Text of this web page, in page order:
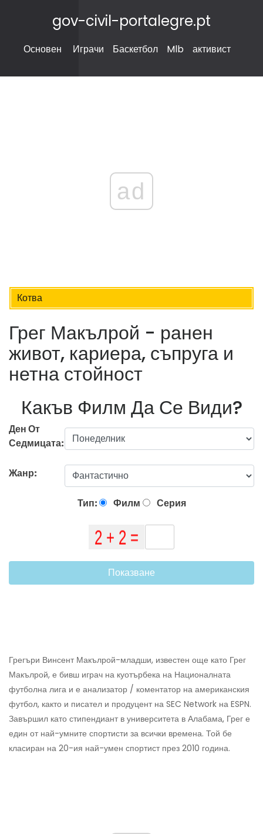
gov-civil-portalegre.pt
Основен Играчи Баскетбол Mlb активист
ad
Котва
Грег Макълрой - ранен
живот, кариера, съпруга и
нетна стойност
Какъв Филм Да Се Види?
Ден От
Седмицата:
Жанр:
Тип: Филм Серия
Показване
Грегъри Винсент Макълрой-младши, известен още като Грег
Макълрой, е бивш играч на куотърбека на Националната
футболна лига и е анализатор / коментатор на американския
футбол, както и писател и продуцент на SEC Network на ESPN.
Завършил като стипендиант в университета в Алабама, Грег е
един от най-умните спортисти за всички времена. Той бе
класиран на 20-ия най-умен спортист през 2010 година.